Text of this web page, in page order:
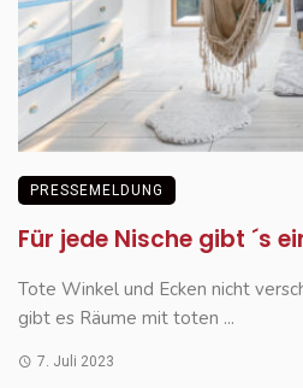
PRESSEMELDUNG
Für jede Nische gibt ´s
Tote Winkel und Ecken nicht
gibt es Räume mit toten ...
7. Juli 2023